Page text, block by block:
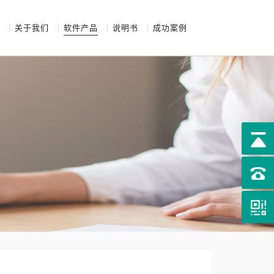
关于我们 软件产品 说明书 成功案例